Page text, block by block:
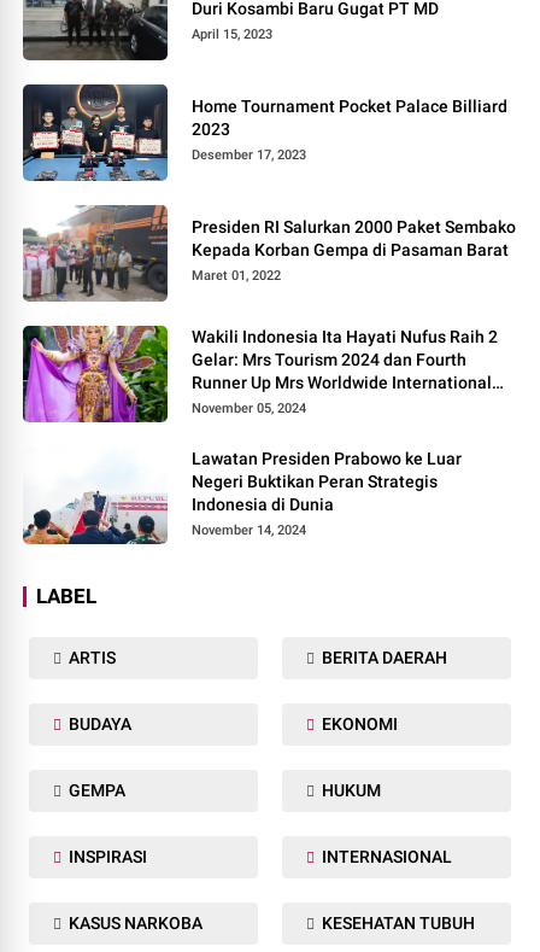
Duri Kosambi Baru Gugat PT MD
April 15, 2023
Home Tournament Pocket Palace Billiard
2023
Desember 17, 2023
Presiden RI Salurkan 2000 Paket Sembako
Kepada Korban Gempa di Pasaman Barat
Maret 01, 2022
Wakili Indonesia Ita Hayati Nufus Raih 2
Gelar: Mrs Tourism 2024 dan Fourth
Runner Up Mrs Worldwide International
2024, di Pemilihan Mrs Worldwide 2024
November 05, 2024
Lawatan Presiden Prabowo ke Luar
Negeri Buktikan Peran Strategis
Indonesia di Dunia
November 14, 2024
LABEL
ARTIS BERITA DAERAH
BUDAYA EKONOMI
GEMPA HUKUM
INSPIRASI INTERNASIONAL
KASUS NARKOBA KESEHATAN TUBUH